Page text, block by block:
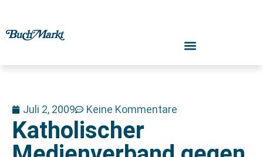
Juli 2, 2009 Keine Kommentare
Katholischer